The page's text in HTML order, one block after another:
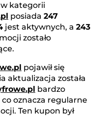
kategorii
posiada 247
jest aktywnych, a 243
zostało
pojawił się
aktualizacja została
bardzo
oznacza regularne
Ten kupon był